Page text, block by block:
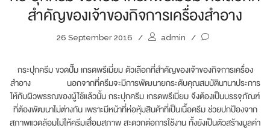
สำคัญของเจ้าของกิจการเครื่องสำอาง
26 September 2016 / admin /
กระปุกครีม ขวดปั๊ม เกรดพรีเมี่ยม ตัวเลือกที่สำคัญของเจ้าของกิจการเครื่อง
สำอาง นอกจากที่ครีมจะมีการพัฒนายกระดับคุณสมบัตินานาประการ
ให้กับผิวพรรณของผู้ใช้แล้วนั้น กระปุกครีม เกรดพรีเมี่ยม จึงต้องเป็นบรรจุภัณฑ์
ที่ต้องพัฒนาไม่ต่างกัน เพราะมีหน้าที่ห่อหุ้มสินค้าที่เป็นเนื้อครีม ช่วยปกป้องจาก
สภาพแวดล้อมไม่ให้ครีมเสื่อมสภาพ สะดวกต่อการใช้งาน ทั้งยังเป็นตัวสร้างมูลค่า